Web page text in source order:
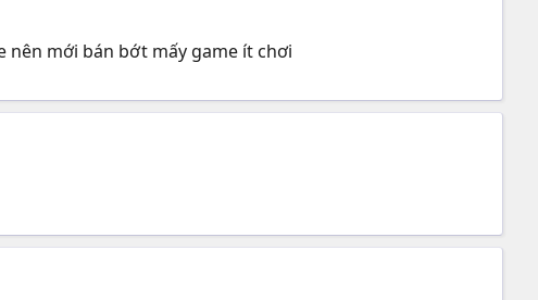
nên mới bán bớt mấy game ít chơi